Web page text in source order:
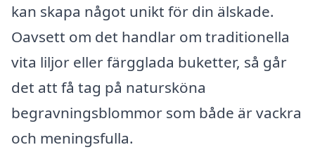
kan skapa något unikt för din älskade.
Oavsett om det handlar om traditionella
vita liljor eller färgglada buketter, så går
det att få tag på natursköna
begravningsblommor som både är vackra
och meningsfulla.